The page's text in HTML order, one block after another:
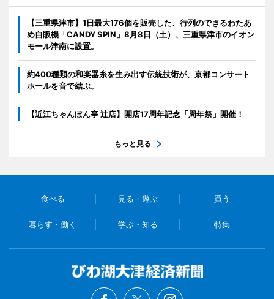
【三重県津市】1日最大176個を販売した、行列のできるわたあ
め自販機「CANDY SPIN」8月8日（土）、三重県津市のイオン
モール津南に設置。
約400種類の和楽器糸を生み出す伝統技術が、京都コンサート
ホールを音で結ぶ。
【近江ちゃんぽん亭 辻店】開店17周年記念「周年祭」開催！
もっと見る
食べる 見る・遊ぶ 買う
暮らす・働く 学ぶ・知る 特集